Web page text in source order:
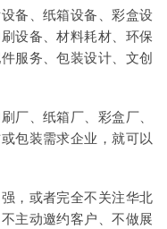
备、纸箱设备、彩盒设
设备、材料耗材、环保
服务、包装设计、文创
厂、纸箱厂、彩盒厂、
包装需求企业，就可以
，或者完全不关注华北
主动邀约客户、不做展